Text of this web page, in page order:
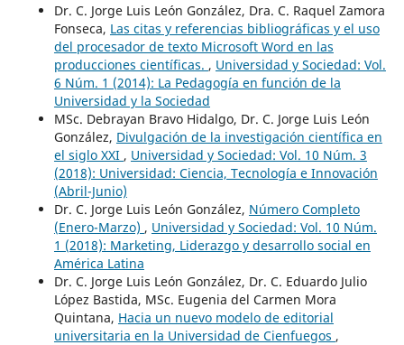
Dr. C. Jorge Luis León González, Dra. C. Raquel Zamora
Fonseca, Las citas y referencias bibliográficas y el uso
del procesador de texto Microsoft Word en las
producciones científicas. , Universidad y Sociedad: Vol.
6 Núm. 1 (2014): La Pedagogía en función de la
Universidad y la Sociedad
MSc. Debrayan Bravo Hidalgo, Dr. C. Jorge Luis León
González, Divulgación de la investigación científica en
el siglo XXI , Universidad y Sociedad: Vol. 10 Núm. 3
(2018): Universidad: Ciencia, Tecnología e Innovación
(Abril-Junio)
Dr. C. Jorge Luis León González, Número Completo
(Enero-Marzo) , Universidad y Sociedad: Vol. 10 Núm.
1 (2018): Marketing, Liderazgo y desarrollo social en
América Latina
Dr. C. Jorge Luis León González, Dr. C. Eduardo Julio
López Bastida, MSc. Eugenia del Carmen Mora
Quintana, Hacia un nuevo modelo de editorial
universitaria en la Universidad de Cienfuegos ,